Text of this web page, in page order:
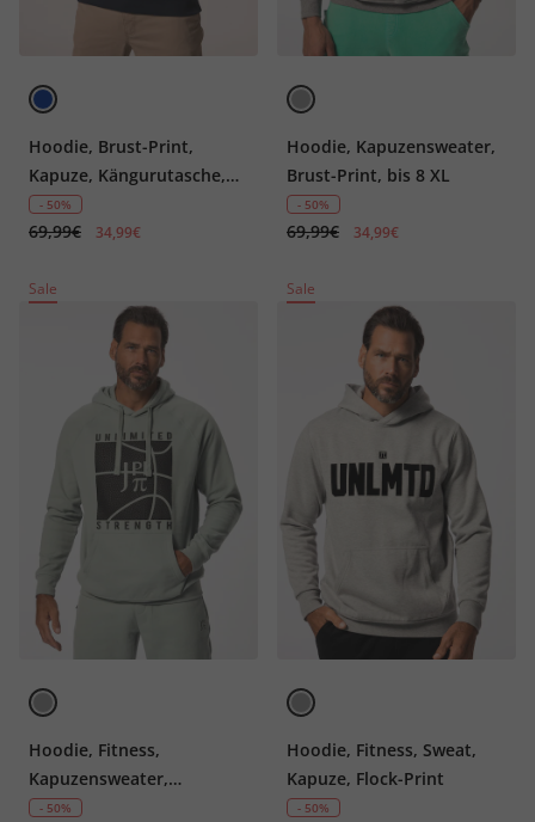
Hoodie, Brust-Print,
Kapuze, Kängurutasche,
bis 8 XL
- 50%
69,99€ 34,99€
Hoodie, Kapuzensweater,
Brust-Print, bis 8 XL
- 50%
69,99€ 34,99€
Sale
Hoodie, Fitness,
Kapuzensweater,
Basketball-Print
- 50%
Sale
Hoodie, Fitness, Sweat,
Kapuze, Flock-Print
- 50%